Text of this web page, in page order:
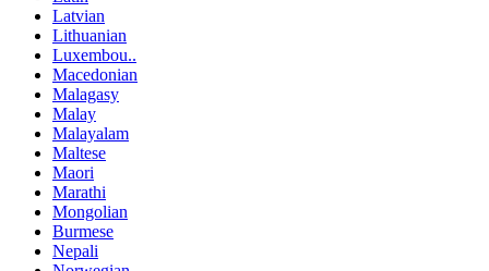
Latvian
Lithuanian
Luxembou..
Macedonian
Malagasy
Malay
Malayalam
Maltese
Maori
Marathi
Mongolian
Burmese
Nepali